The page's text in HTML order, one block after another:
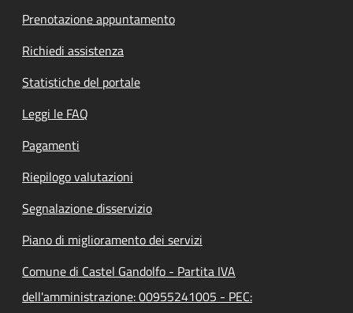
Prenotazione appuntamento
Richiedi assistenza
Statistiche del portale
Leggi le FAQ
Pagamenti
Riepilogo valutazioni
Segnalazione disservizio
Piano di miglioramento dei servizi
Comune di Castel Gandolfo - Partita IVA
dell'amministrazione: 00955241005 - PEC: